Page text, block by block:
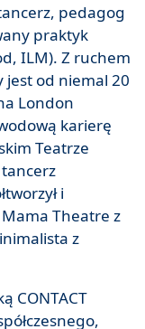
pedagog
praktyk
ILM). Z ruchem
jest od niemal 20
London
karierę
Teatrze
i
Mama Theatre z
z
CONTACT